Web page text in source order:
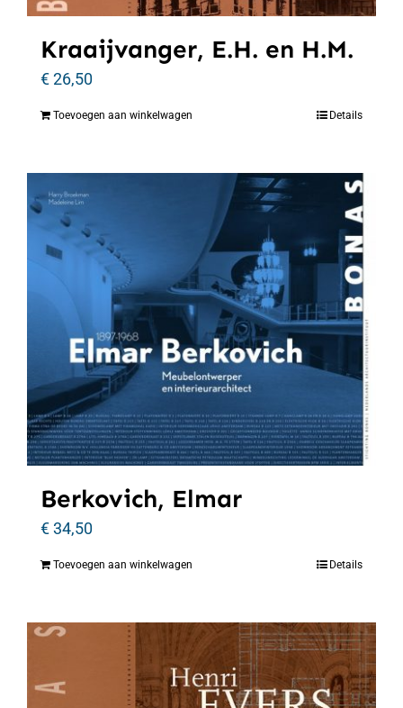
Kraaijvanger, E.H. en H.M.
€26,50
Toevoegen aan winkelwagen Details
Berkovich, Elmar
€34,50
Toevoegen aan winkelwagen Details